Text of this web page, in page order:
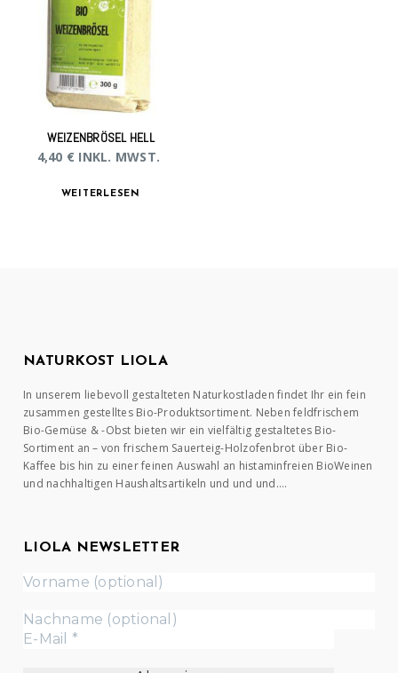
WEIZENBRÖSEL HELL
4,40 € INKL. MWST.
WEITERLESEN
NATURKOST LIOLA
In unserem liebevoll gestalteten Naturkostladen findet Ihr ein fein
zusammen gestelltes Bio-Produktsortiment. Neben feldfrischem
Bio-Gemüse & -Obst bieten wir ein vielfältig gestaltetes Bio-
Sortiment an – von frischem Sauerteig-Holzofenbrot über Bio-
Kaffee bis hin zu einer feinen Auswahl an histaminfreien BioWeinen
und nachhaltigen Haushaltsartikeln und und und….
LIOLA NEWSLETTER